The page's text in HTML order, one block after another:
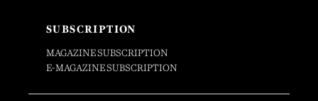
SUBSCRIPTION
MAGAZINE SUBSCRIPTION
E-MAGAZINE SUBSCRIPTION